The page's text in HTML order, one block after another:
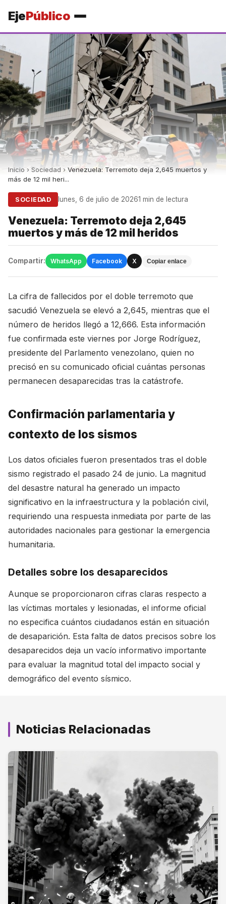
EjePúblico
Inicio › Sociedad › Venezuela: Terremoto deja 2,645 muertos y
más de 12 mil heri...
SOCIEDAD lunes, 6 de julio de 20261 min de lectura
Venezuela: Terremoto deja 2,645
muertos y más de 12 mil heridos
Compartir: WhatsApp Facebook X Copiar enlace
La cifra de fallecidos por el doble terremoto que
sacudió Venezuela se elevó a 2,645, mientras que el
número de heridos llegó a 12,666. Esta información
fue confirmada este viernes por Jorge Rodríguez,
presidente del Parlamento venezolano, quien no
precisó en su comunicado oficial cuántas personas
permanecen desaparecidas tras la catástrofe.
Confirmación parlamentaria y
contexto de los sismos
Los datos oficiales fueron presentados tras el doble
sismo registrado el pasado 24 de junio. La magnitud
del desastre natural ha generado un impacto
significativo en la infraestructura y la población civil,
requiriendo una respuesta inmediata por parte de las
autoridades nacionales para gestionar la emergencia
humanitaria.
Detalles sobre los desaparecidos
Aunque se proporcionaron cifras claras respecto a
las víctimas mortales y lesionadas, el informe oficial
no especifica cuántos ciudadanos están en situación
de desaparición. Esta falta de datos precisos sobre los
desaparecidos deja un vacío informativo importante
para evaluar la magnitud total del impacto social y
demográfico del evento sísmico.
Noticias Relacionadas